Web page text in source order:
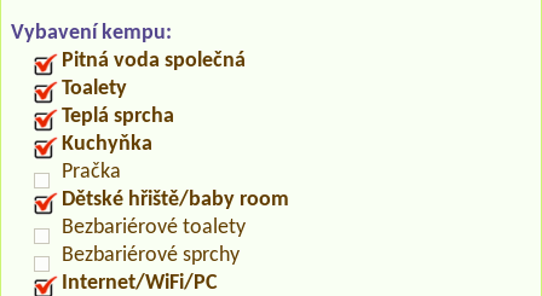
Vybavení kempu:
Pitná voda společná
Toalety
Teplá sprcha
Kuchyňka
Pračka
Dětské hřiště/baby room
Bezbariérové toalety
Bezbariérové sprchy
Internet/WiFi/PC